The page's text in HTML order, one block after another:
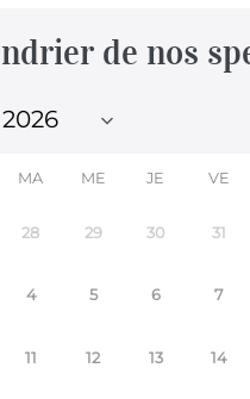
de nos
MA ME JE VE
28 29 30 31
4 5 6 7
11 12 13 14